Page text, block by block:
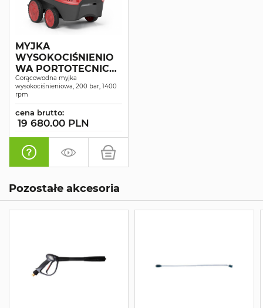
MYJKA
WYSOKOCIŚNIENIO
WA PORTOTECNICA
GALAX-H4 D2017P4T
Gorącowodna myjka
wysokociśnieniowa, 200 bar, 1400
rpm
cena brutto:
19 680.00 PLN
Pozostałe akcesoria